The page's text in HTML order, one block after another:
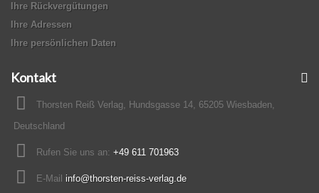
Ihre Rückvergütungen
Ihre Adressen
Ihre persönlichen Daten
Kontakt
Thorsten Reiß Verlag, Hundsgasse 14, 65205 Wiesbaden,
Deutschland
Rufen Sie uns an: +49 611 701963
E-Mail info@thorsten-reiss-verlag.de